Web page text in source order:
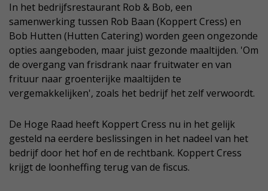
In het bedrijfsrestaurant Rob & Bob, een
samenwerking tussen Rob Baan (Koppert Cress) en
Bob Hutten (Hutten Catering) worden geen ongezonde
opties aangeboden, maar juist gezonde maaltijden. 'Om
de overgang van frisdrank naar fruitwater en van
frituur naar groenterijke maaltijden te
vergemakkelijken', zoals het bedrijf het zelf verwoordt.
De Hoge Raad heeft Koppert Cress nu in het gelijk
gesteld na eerdere beslissingen in het nadeel van het
bedrijf door het hof en de rechtbank. Koppert Cress
krijgt de loonheffing terug van de fiscus.